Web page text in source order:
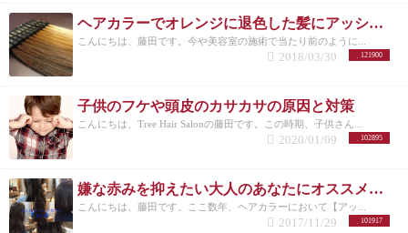
ヘアカラーでオレンジに退色した髪にアッシュのすすめ
こんにちは、藤田です。今や美容室の施術で当たり前のように...
121900
2018/03/30
子供のフケや頭皮のカサカサの原因と対策
こんにちは、Tree Hair Salonの藤田です。この時期、子供さん...
102895
2020/01/09
嫌な赤みを抑えたい大人のあなたにオススメしたいヘアカラー【アッシュ】
こんにちは、藤田です。ここ数年、ヘアカラーにおいて【アッ...
101917
2017/11/29